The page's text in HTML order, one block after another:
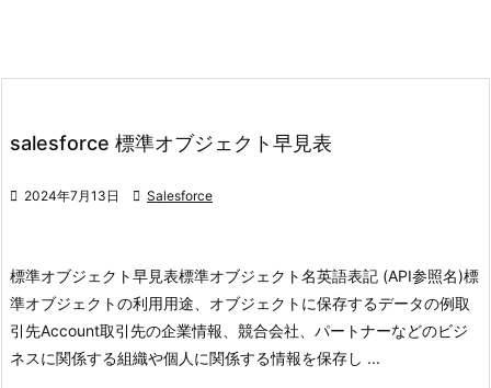
salesforce 標準オブジェクト早見表
 2024年7月13日  Salesforce
標準オブジェクト早見表標準オブジェクト名英語表記 (API参照名)標
準オブジェクトの利用用途、オブジェクトに保存するデータの例取
引先Account取引先の企業情報、競合会社、パートナーなどのビジ
ネスに関係する組織や個人に関係する情報を保存し ...